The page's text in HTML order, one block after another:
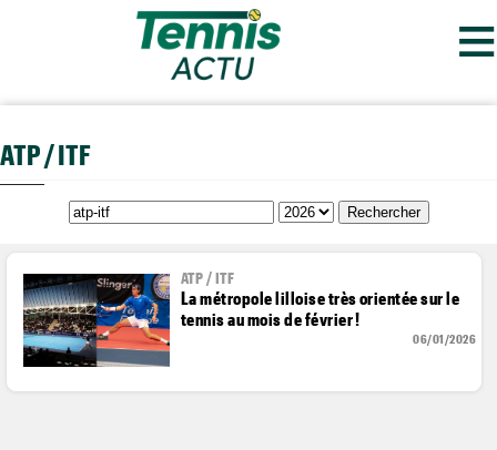
≡
ATP / ITF
ATP / ITF
La métropole lilloise très orientée sur le
tennis au mois de février !
06/01/2026